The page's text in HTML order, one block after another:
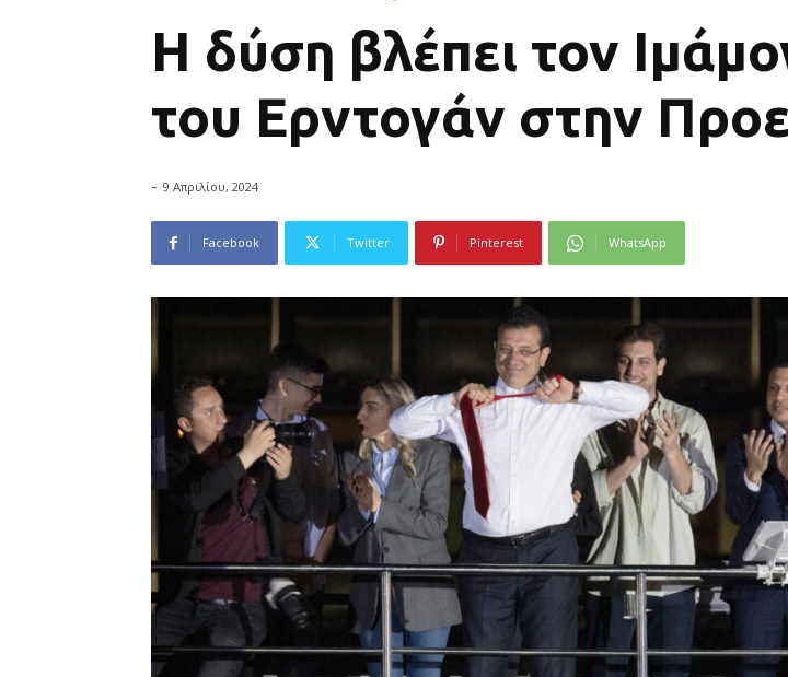
Η δύση βλέπει τον
του Ερντογάν στην
- 9 Απριλίου, 2024
Facebook Twitter Pinterest WhatsApp